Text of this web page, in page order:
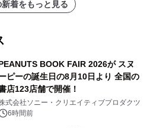
着をもっと見る
BOOK FAIR 2026が スヌ
ピーの誕生日の8月10日より 全国の
店123店舗で開催！
式会社ソニー・クリエイティブプロダクツ
6時間前